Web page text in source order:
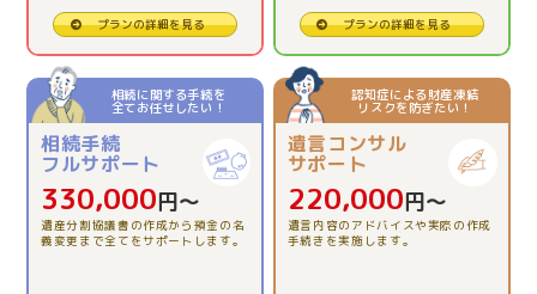
2026.03.13
【相続税申告】とても親切で、安心でした。
2025.12.12
【相続税精算課税制度の活用】理解できました。
2025.11.26
【相続税申告】全ておまかせ出来たので安心でした。
プランの詳細を見る プランの詳細を見る
相続に関する手続を
全てお任せしたい！
相続手続
フルサポート
330,000円〜
遺産分割協議書の作成から預金の名
義変更まで全てをサポートします。
認知症による財産凍結
リスクを防ぎたい！
遺言コンサル
サポート
220,000円〜
遺言内容のアドバイスや実際の作成
手続きを実施します。